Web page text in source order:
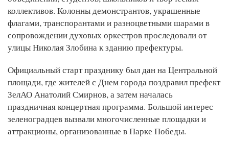
коллективов. Колонны демонстрантов, украшенные
флагами, транспорантами и разноцветными шарами в
сопровождении духовых оркестров проследовали от
улицы Николая Злобина к зданию префектуры.
Официальный старт празднику был дан на Центральной
площади, где жителей с Днем города поздравил префект
ЗелАО Анатолий Смирнов, а затем началась
праздничная концертная программа. Большой интерес
зеленоградцев вызвали многочисленные площадки и
аттракционы, организованные в Парке Победы.